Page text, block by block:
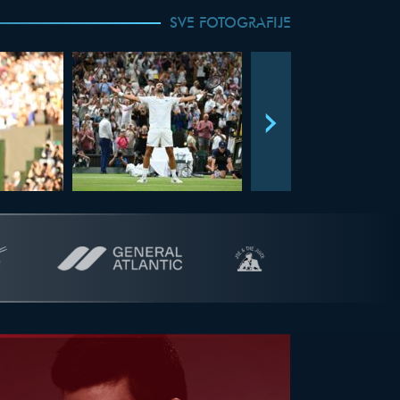
SVE FOTOGRAFIJE